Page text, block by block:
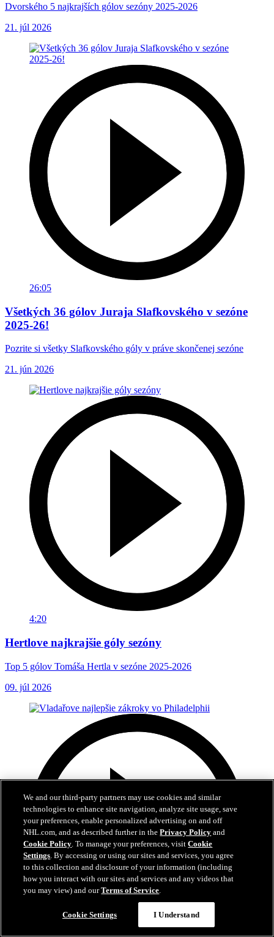
Dvorského 5 najkrajších gólov sezóny 2025-2026
21. júl 2026
26:05
Všetkých 36 gólov Juraja Slafkovského v sezóne
2025-26!
Pozrite si všetky Slafkovského góly v práve skončenej sezóne
21. jún 2026
4:20
Hertlove najkrajšie góly sezóny
Top 5 gólov Tomáša Hertla v sezóne 2025-2026
09. júl 2026
We and our third-party partners may use cookies and similar
technologies to enhance site navigation, analyze site usage, save
your preferences, enable personalized advertising on and off
NHL.com, and as described further in thePrivacy Policy and
Cookie Policy. To manage your preferences, visitCookie
Settings. By accessing or using our sites and services, you agree
to this collection and disclosure of your information (including
how you interact with our sites and services and any videos that
you may view) and ourTerms of Service.
Cookie Settings I Understand